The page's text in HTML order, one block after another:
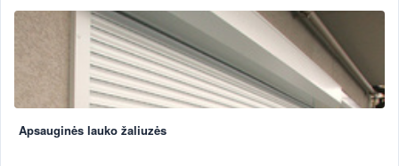
Apsauginės lauko žaliuzės